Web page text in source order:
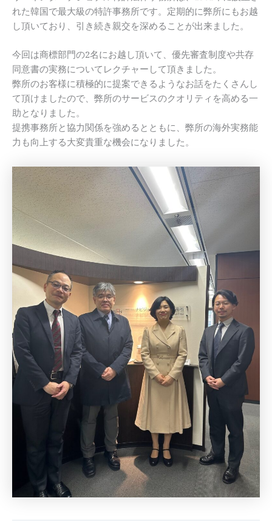
れた韓国で最大級の特許事務所です。定期的に弊所にもお越
し頂いており、引き続き親交を深めることが出来ました。
今回は商標部門の2名にお越し頂いて、優先審査制度や共存
同意書の実務についてレクチャーして頂きました。
弊所のお客様に積極的に提案できるようなお話をたくさんし
て頂けましたので、弊所のサービスのクオリティを高める一
助となりました。
提携事務所と協力関係を強めるとともに、弊所の海外実務能
力も向上する大変貴重な機会になりました。